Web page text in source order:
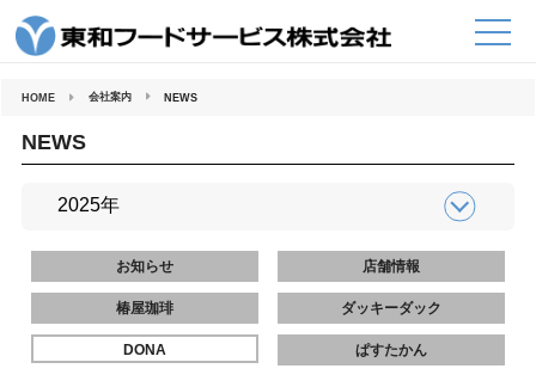
HOME 会社案内 NEWS
NEWS
お知らせ 店舗情報
椿屋珈琲 ダッキーダック
DONA ぱすたかん